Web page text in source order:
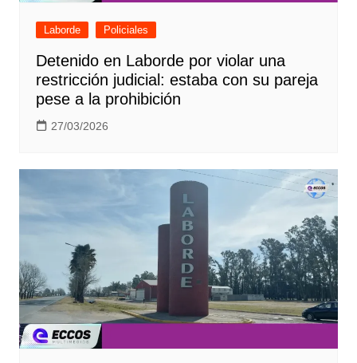
Laborde Policiales
Detenido en Laborde por violar una
restricción judicial: estaba con su pareja
pese a la prohibición
27/03/2026